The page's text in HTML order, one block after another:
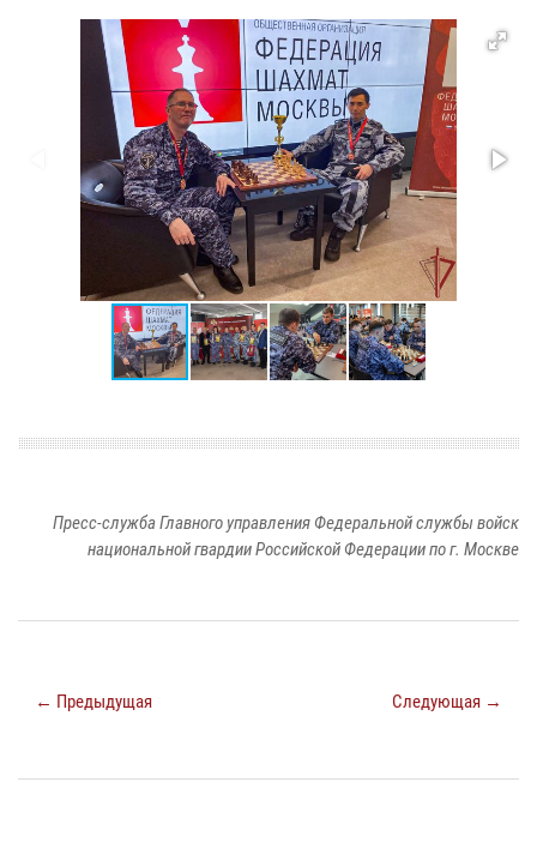
Пресс-служба Главного управления Федеральной службы войск
национальной гвардии Российской Федерации по г. Москве
← Предыдущая Следующая →